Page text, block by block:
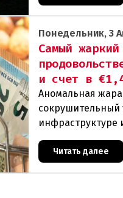
Понедельник, 3
Самый
и счет в
Аномальная
сокрушительный
инфраструктуре
фиксируются
массовая гибель
Читать далее